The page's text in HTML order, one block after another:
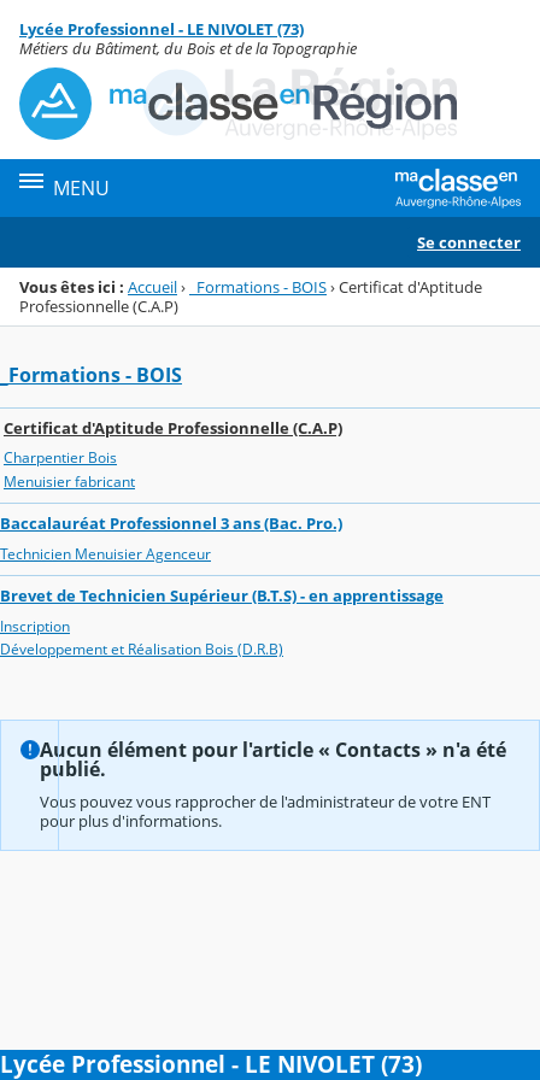
Menu de la rubrique
Contenu
Lycée Professionnel - LE NIVOLET (73)
Métiers du Bâtiment, du Bois et de la Topographie
MENU
Se connecter
Vous êtes ici : Accueil› _Formations - BOIS›Certificat d'Aptitude
Professionnelle (C.A.P)
_Formations - BOIS
Certificat d'Aptitude Professionnelle (C.A.P)
Charpentier Bois
Menuisier fabricant
Baccalauréat Professionnel 3 ans (Bac. Pro.)
Technicien Menuisier Agenceur
Brevet de Technicien Supérieur (B.T.S) - en apprentissage
Inscription
Développement et Réalisation Bois (D.R.B)
Aucun élément pour l'article « Contacts » n'a été
publié.
Vous pouvez vous rapprocher de l'administrateur de votre ENT
pour plus d'informations.
Lycée Professionnel - LE NIVOLET (73)